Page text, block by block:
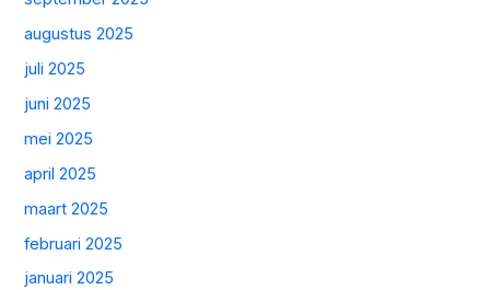
augustus 2025
juli 2025
juni 2025
mei 2025
april 2025
maart 2025
februari 2025
januari 2025